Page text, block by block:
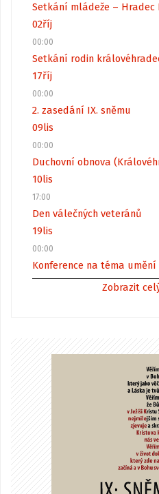
Setkání mládeže – Hradec
02říj
00:00
Setkání rodin
17říj
00:00
2. zasedání IX. sněmu
09lis
00:00
Duchovní obnova
10lis
17:00
Den válečných veteránů
19lis
00:00
Konference na téma
Zobrazit